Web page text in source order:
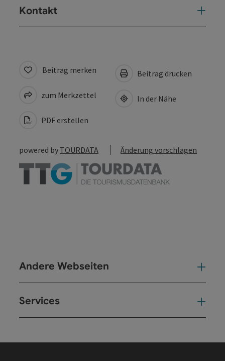
Kontakt
Beitrag merken
zum Merkzettel
PDF erstellen
Beitrag drucken
In der Nähe
powered by TOURDATA Änderung vorschlagen
Andere Webseiten
Services